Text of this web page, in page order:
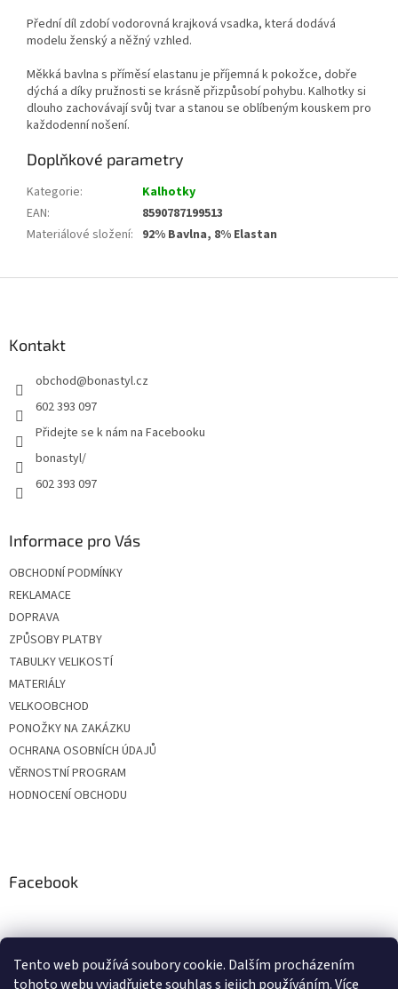
Tento web používá soubory cookie. Dalším procházením
tohoto webu vyjadřujete souhlas s jejich používáním. Více
Přední díl zdobí vodorovná krajková vsadka, která dodává
modelu ženský a něžný vzhled.
Měkká bavlna s příměsí elastanu je příjemná k pokožce, dobře
dýchá a díky pružnosti se krásně přizpůsobí pohybu. Kalhotky si
dlouho zachovávají svůj tvar a stanou se oblíbeným kouskem pro
každodenní nošení.
Doplňkové parametry
Kategorie:
Kalhotky
EAN:
8590787199513
Materiálové složení: 92% Bavlna, 8% Elastan
Kontakt
obchod@bonastyl.cz
602 393 097
Přidejte se k nám na Facebooku
bonastyl/
602 393 097
Informace pro Vás
OBCHODNÍ PODMÍNKY
REKLAMACE
DOPRAVA
ZPŮSOBY PLATBY
TABULKY VELIKOSTÍ
MATERIÁLY
VELKOOBCHOD
PONOŽKY NA ZAKÁZKU
OCHRANA OSOBNÍCH ÚDAJŮ
VĚRNOSTNÍ PROGRAM
HODNOCENÍ OBCHODU
Facebook